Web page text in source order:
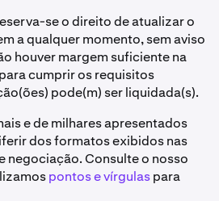
se o direito de atualizar o
a qualquer momento, sem aviso
houver margem suficiente na
cumprir os requisitos
pode(m) ser liquidada(s).
e de milhares apresentados
dos formatos exibidos nas
negociação. Consulte o nosso
pontos e vírgulaspara